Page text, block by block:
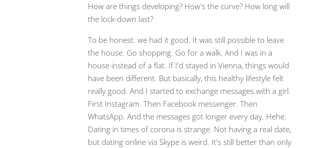
How are things developing? How's the curve? How long will
the lock-down last?
To be honest: we had it good. It was still possible to leave
the house. Go shopping. Go for a walk. And I was in a
house instead of a flat. If I'd stayed in Vienna, things would
have been different. But basically, this healthy lifestyle felt
really good. And I started to exchange messages with a girl.
First Instagram. Then Facebook messenger. Then
WhatsApp. And the messages got longer every day. Hehe.
Dating in times of corona is strange. Not having a real date,
but dating online via Skype is weird. It's still better than only